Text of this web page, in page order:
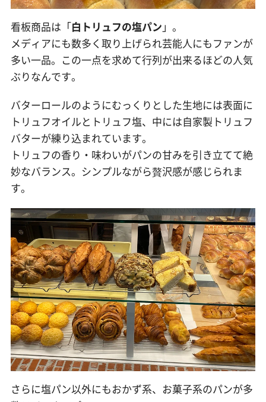
看板商品は「白トリュフの塩パン 」。
メディアにも数多く取り上げられ芸能人にもファンが
多い一品。この一点を求めて行列が出来るほどの人気
ぶりなんです。
バターロールのようにむっくりとした生地には表面に
トリュフオイルとトリュフ塩、中には自家製トリュフ
バターが練り込まれています。
トリュフの香り・味わいがパンの甘みを引き立てて絶
妙なバランス。シンプルながら贅沢感が感じられま
す。
さらに塩パン以外にもおかず系、お菓子系のパンが多